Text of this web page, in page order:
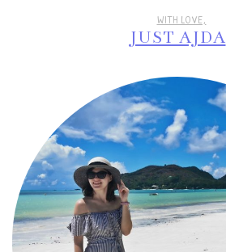
WITH LOVE,
JUST AJDA